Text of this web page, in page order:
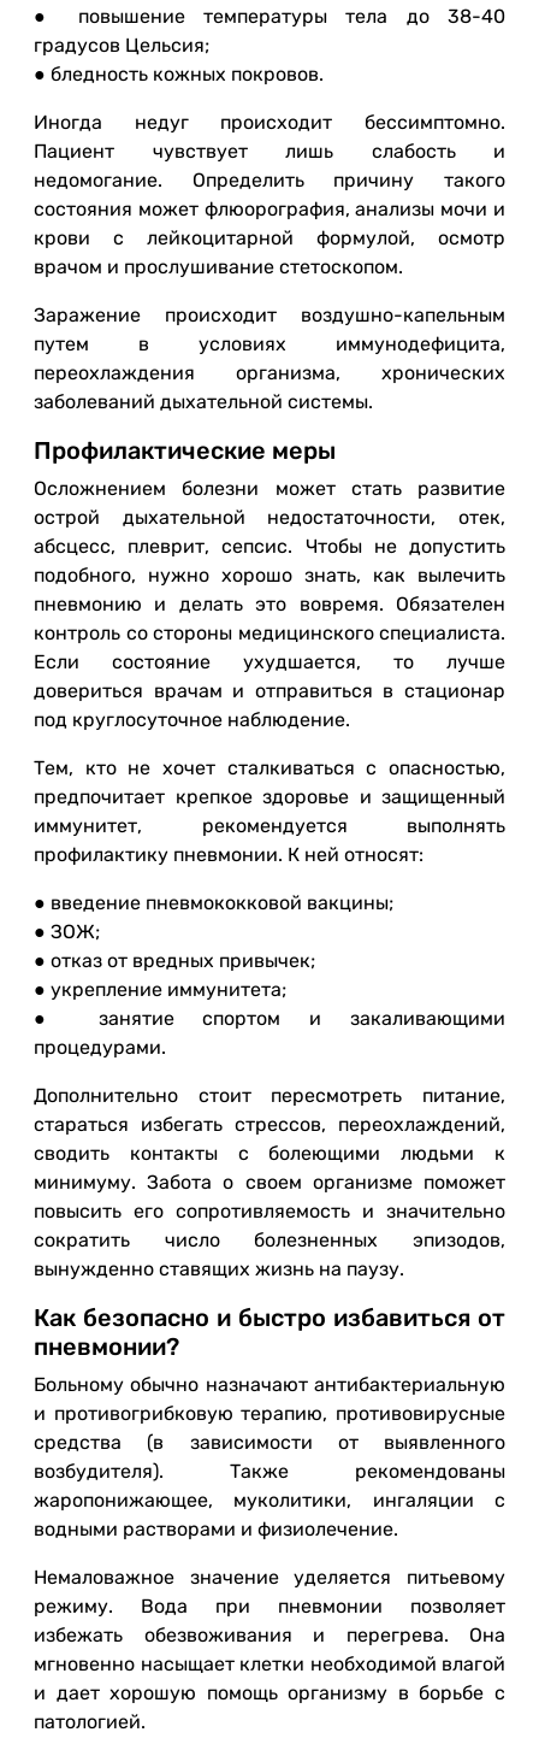
● повышение температуры тела до 38-40
градусов Цельсия;
● бледность кожных покровов.
Иногда недуг происходит бессимптомно.
Пациент чувствует лишь слабость и
недомогание. Определить причину такого
состояния может флюорография, анализы мочи и
крови с лейкоцитарной формулой, осмотр
врачом и прослушивание стетоскопом.
Заражение происходит воздушно-капельным
путем в условиях иммунодефицита,
переохлаждения организма, хронических
заболеваний дыхательной системы.
Профилактические меры
Осложнением болезни может стать развитие
острой дыхательной недостаточности, отек,
абсцесс, плеврит, сепсис. Чтобы не допустить
подобного, нужно хорошо знать, как вылечить
пневмонию и делать это вовремя. Обязателен
контроль со стороны медицинского специалиста.
Если состояние ухудшается, то лучше
довериться врачам и отправиться в стационар
под круглосуточное наблюдение.
Тем, кто не хочет сталкиваться с опасностью,
предпочитает крепкое здоровье и защищенный
иммунитет, рекомендуется выполнять
профилактику пневмонии. К ней относят:
● введение пневмококковой вакцины;
● ЗОЖ;
● отказ от вредных привычек;
● укрепление иммунитета;
● занятие спортом и закаливающими
процедурами.
Дополнительно стоит пересмотреть питание,
стараться избегать стрессов, переохлаждений,
сводить контакты с болеющими людьми к
минимуму. Забота о своем организме поможет
повысить его сопротивляемость и значительно
сократить число болезненных эпизодов,
вынужденно ставящих жизнь на паузу.
Как безопасно и быстро избавиться от
пневмонии?
Больному обычно назначают антибактериальную
и противогрибковую терапию, противовирусные
средства (в зависимости от выявленного
возбудителя). Также рекомендованы
жаропонижающее, муколитики, ингаляции с
водными растворами и физиолечение.
Немаловажное значение уделяется питьевому
режиму. Вода при пневмонии позволяет
избежать обезвоживания и перегрева. Она
мгновенно насыщает клетки необходимой влагой
и дает хорошую помощь организму в борьбе с
патологией.